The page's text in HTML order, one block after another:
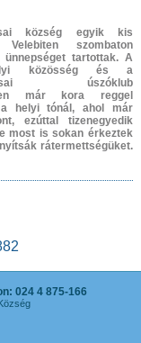
község egyik kis
Velebiten szombaton
ünnepséget tartottak. A
közösség és a
úszóklub
már kora reggel
a helyi tónál, ahol már
ezúttal tizenegyedik
most is sokan érkeztek
rátermettségüket.
024 4 875-166